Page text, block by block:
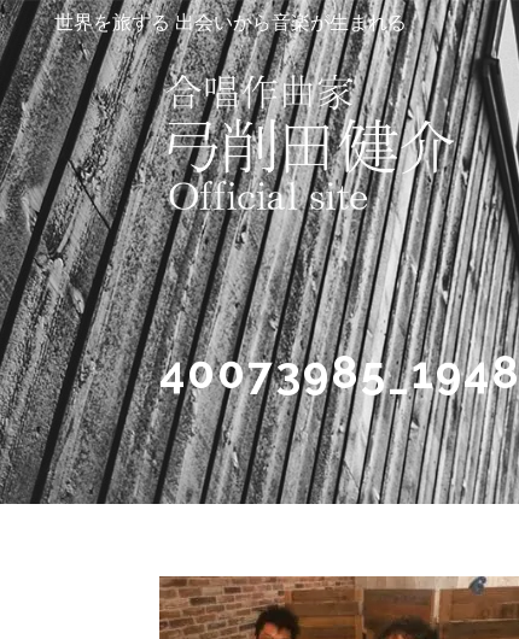
世界を旅する 出会いから音楽が生まれる